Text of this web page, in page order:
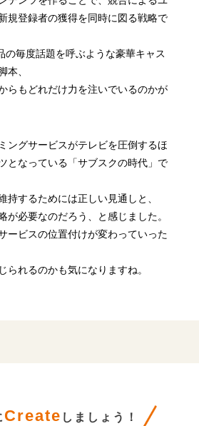
規登録者の獲得を同時に図る戦略で
の毎度話題を呼ぶような豪華キャス
本、
らもどれだけ力を注いでいるのかが
ングサービスがテレビを圧倒するほ
となっている「サブスクの時代」で
持するためには正しい見通しと、
が必要なのだろう、と感じました。
ービスの位置付けが変わっていった
られるのかも気になりますね。
Create しましょう！